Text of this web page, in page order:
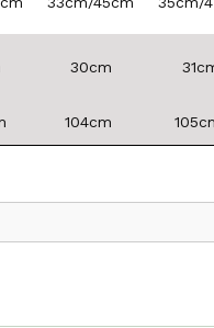
30cm
104cm